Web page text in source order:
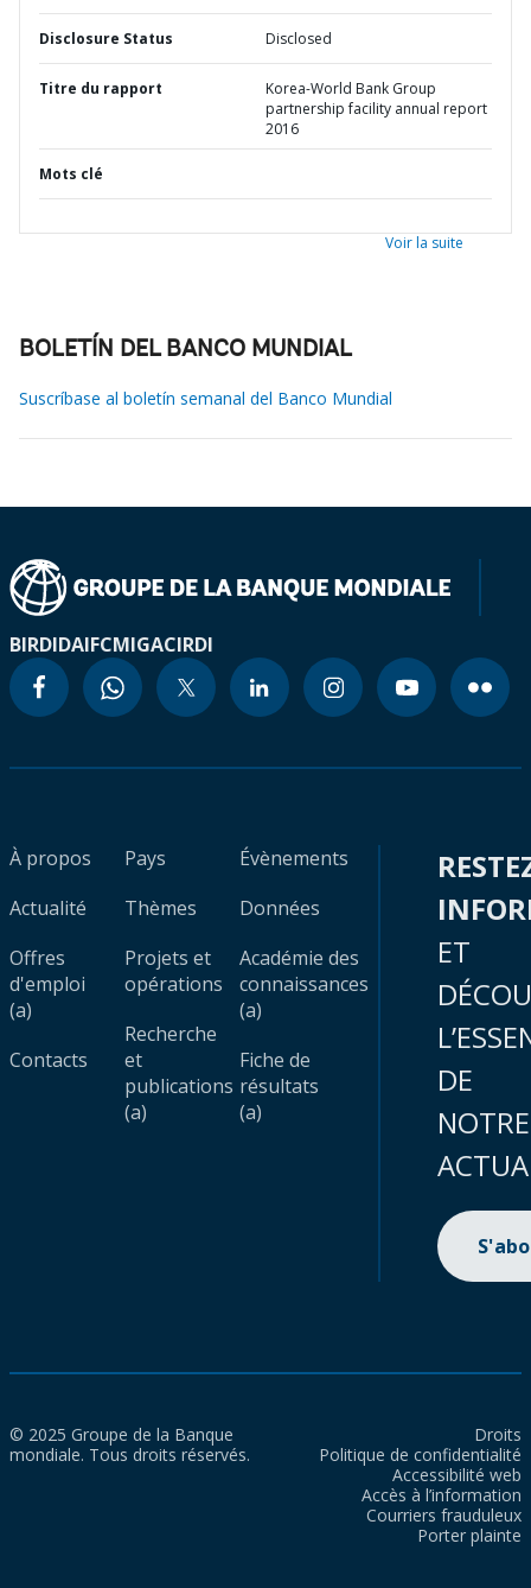
Disclosure Status Disclosed
Titre du rapport
Korea-World Bank Group
partnership facility annual report
2016
Mots clé
Voir la suite
BOLETÍN DEL BANCO MUNDIAL
Suscríbase al boletín semanal del Banco Mundial
BIRDIDAIFCMIGACIRDI
À propos
Actualité
Offres
d'emploi
(a)
Contacts
Pays
Thèmes
Projets et
opérations
Recherche
et
publications
(a)
Évènements
Données
Académie des
connaissances
(a)
Fiche de
résultats
(a)
ET
DE
NOTRE
© 2025 Groupe de la Banque
mondiale. Tous droits réservés.
Droits
Politique de confidentialité
Accessibilité web
Accès à l’information
Courriers frauduleux
Porter plainte